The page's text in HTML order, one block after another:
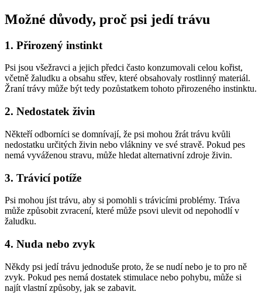
Možné důvody, proč psi jedí trávu
1. Přirozený instinkt
Psi jsou všežravci a jejich předci často konzumovali celou kořist,
včetně žaludku a obsahu střev, které obsahovaly rostlinný materiál.
Žraní trávy může být tedy pozůstatkem tohoto přirozeného instinktu.
2. Nedostatek živin
Někteří odborníci se domnívají, že psi mohou žrát trávu kvůli
nedostatku určitých živin nebo vlákniny ve své stravě. Pokud pes
nemá vyváženou stravu, může hledat alternativní zdroje živin.
3. Trávicí potíže
Psi mohou jíst trávu, aby si pomohli s trávicími problémy. Tráva
může způsobit zvracení, které může psovi ulevit od nepohodlí v
žaludku.
4. Nuda nebo zvyk
Někdy psi jedí trávu jednoduše proto, že se nudí nebo je to pro ně
zvyk. Pokud pes nemá dostatek stimulace nebo pohybu, může si
najít vlastní způsoby, jak se zabavit.